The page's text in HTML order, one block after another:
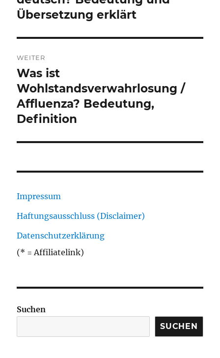
Übersetzung erklärt
WEITER
Nächster
Beitrag:
Was ist
Wohlstandsverwahrlosung /
Affluenza? Bedeutung,
Definition
Impressum
Haftungsausschluss (Disclaimer)
Datenschutzerklärung
(* = Affiliatelink)
Suchen
SUCHEN